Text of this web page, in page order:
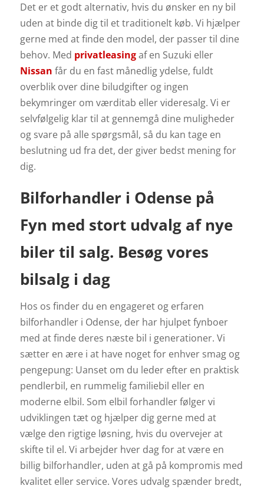
Det er et godt alternativ, hvis du ønsker en ny bil
uden at binde dig til et traditionelt køb. Vi hjælper
gerne med at finde den model, der passer til dine
behov. Med privatleasing af en Suzuki eller
Nissan får du en fast månedlig ydelse, fuldt
overblik over dine biludgifter og ingen
bekymringer om værditab eller videresalg. Vi er
selvfølgelig klar til at gennemgå dine muligheder
og svare på alle spørgsmål, så du kan tage en
beslutning ud fra det, der giver bedst mening for
dig.
Bilforhandler i Odense på
Fyn med stort udvalg af nye
biler til salg. Besøg vores
bilsalg i dag
Hos os finder du en engageret og erfaren
bilforhandler i Odense, der har hjulpet fynboer
med at finde deres næste bil i generationer. Vi
sætter en ære i at have noget for enhver smag og
pengepung: Uanset om du leder efter en praktisk
pendlerbil, en rummelig familiebil eller en
moderne elbil. Som elbil forhandler følger vi
udviklingen tæt og hjælper dig gerne med at
vælge den rigtige løsning, hvis du overvejer at
skifte til el. Vi arbejder hver dag for at være en
billig bilforhandler, uden at gå på kompromis med
kvalitet eller service. Vores udvalg spænder bredt,